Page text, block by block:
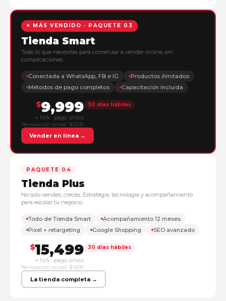
⭐ MÁS VENDIDO · PAQUETE 03
Tienda Smart
Todo lo que necesitas para comenzar a vender online, sin
complicaciones.
Conectada a WhatsApp, FB e IG
Productos ilimitados
Métodos de pago completos
Capacitación incluida
$9,999
+ IVA · pago único
Renovación anual: $1,500
30 días hábiles
Vender en línea →
PAQUETE 04
Tienda Plus
No solo vendes, creces. Estrategia, tecnología y acompañamiento
para escalar tu negocio.
Todo de Tienda Smart
Acompañamiento 12 meses
Pixel + retargeting
Google Shopping SEO avanzado
$15,499
+ IVA · pago único
Renovación anual: $1,500
30 días hábiles
La tienda completa →